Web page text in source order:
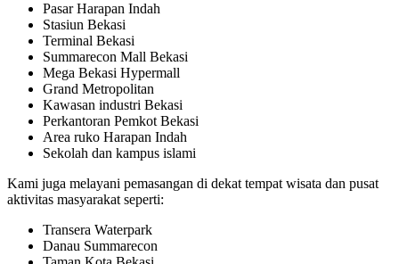
Pasar Harapan Indah
Stasiun Bekasi
Terminal Bekasi
Summarecon Mall Bekasi
Mega Bekasi Hypermall
Grand Metropolitan
Kawasan industri Bekasi
Perkantoran Pemkot Bekasi
Area ruko Harapan Indah
Sekolah dan kampus islami
Kami juga melayani pemasangan di dekat tempat wisata dan pusat
aktivitas masyarakat seperti:
Transera Waterpark
Danau Summarecon